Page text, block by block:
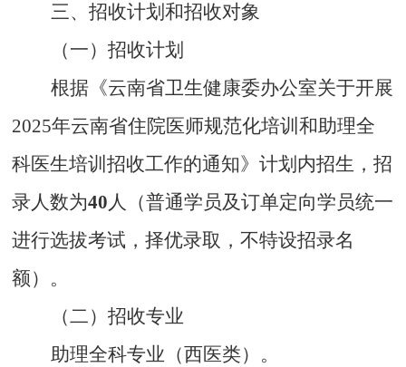
三、招收计划和招收对象
（一）招收计划
根据《云南省卫生健康委办公室关于开展
2025年云南省住院医师规范化培训和助理全
科医生培训招收工作的通知》计划内招生，招
录人数为40人（普通学员及订单定向学员统一
进行选拔考试，择优录取，不特设招录名
额）。
（二）招收专业
助理全科专业（西医类） 。